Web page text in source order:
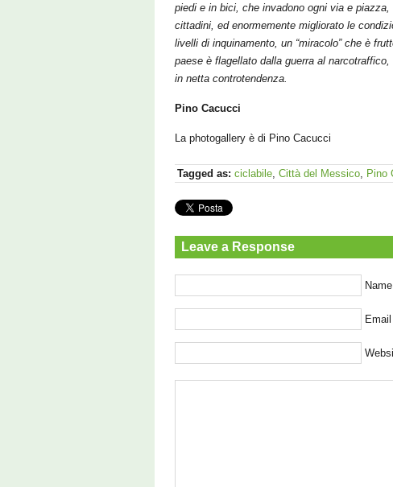
piedi e in bici, che invadono ogni via e
cittadini, ed enormemente migliorato le
livelli di inquinamento, un “miracolo” che è
paese è flagellato dalla guerra al
in netta controtendenza.
Pino Cacucci
La photogallery è di Pino Cacucci
Tagged as: ciclabile, Città del Messico, Pino
Leave a Response